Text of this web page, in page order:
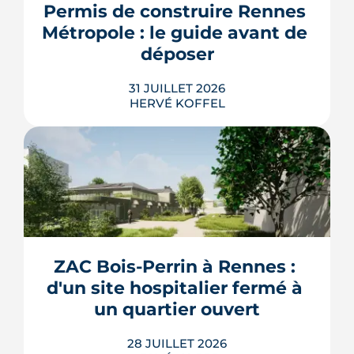
resserrent le budget des acheteurs à la
rentrée 2026.
LIRE L'ARTICLE
Permis de construire Rennes
Métropole : le guide avant de
déposer
31 JUILLET 2026
HERVÉ KOFFEL
Construire, agrandir ou surélever à
Rennes Métropole ne s'improvise pas :
entre seuils de surface, PLUi des 43
communes et secteurs patrimoniaux, le
premier coup de crayon. Ce guide
passe en revue les cas où le permis
s'impose, le dépôt en ligne et les délai...
LIRE L'ARTICLE
ZAC Bois-Perrin à Rennes :
d'un site hospitalier fermé à
un quartier ouvert
28 JUILLET 2026